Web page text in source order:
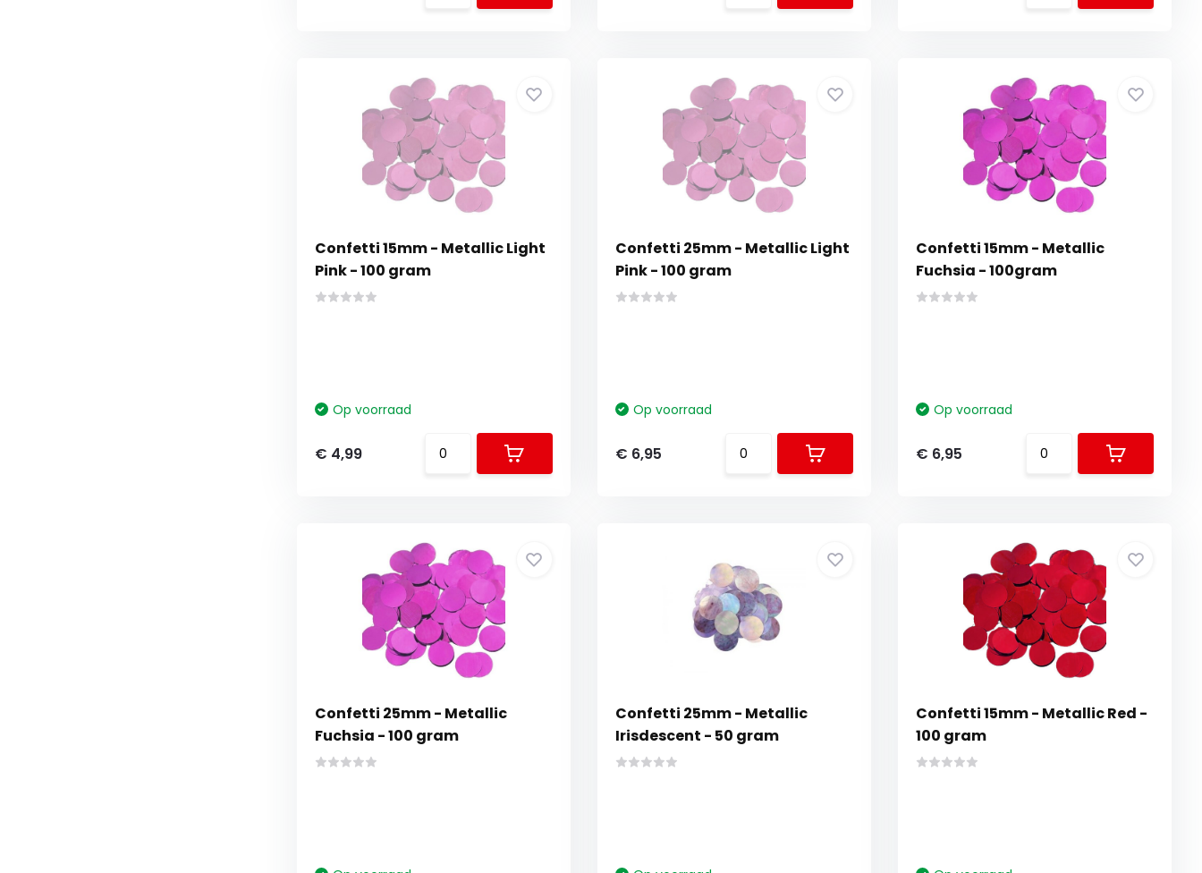
Confetti 15mm - Metallic Light
Pink - 100 gram
Op voorraad
€ 4,99
Confetti 25mm - Metallic Light
Pink - 100 gram
Op voorraad
€ 6,95
Confetti 15mm - Metallic
Fuchsia - 100gram
Op voorraad
€ 6,95
Confetti 25mm - Metallic
Fuchsia - 100 gram
Confetti 25mm - Metallic
Irisdescent - 50 gram
Confetti 15mm - Metallic Red -
100 gram